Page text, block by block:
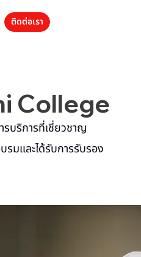
ติดต่อเรา
College
บริการที่เชี่ยวชาญ
มและได้รับการรับรอง